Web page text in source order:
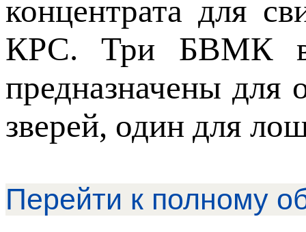
концентрата для
КРС. Три БВМК в
предназначены для
зверей, один для
Перейти к полному